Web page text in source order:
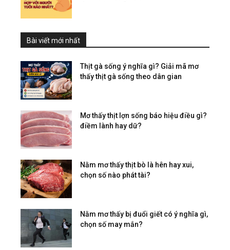
Bài viết mới nhất
Thịt gà sống ý nghĩa gì? Giải mã mơ
thấy thịt gà sống theo dân gian
Mơ thấy thịt lợn sống báo hiệu điều gì?
điềm lành hay dữ?
Nằm mơ thấy thịt bò là hên hay xui,
chọn số nào phát tài?
Nằm mơ thấy bị đuổi giết có ý nghĩa gì,
chọn số may mắn?